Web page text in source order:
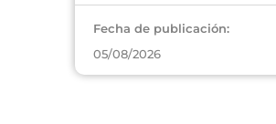
Fecha de publicación:
05/08/2026